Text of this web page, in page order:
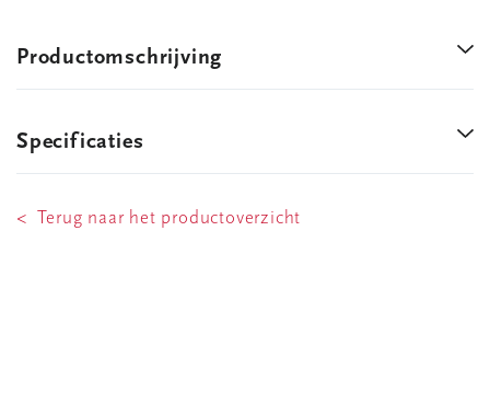
Productomschrijving
Specificaties
< Terug naar het productoverzicht